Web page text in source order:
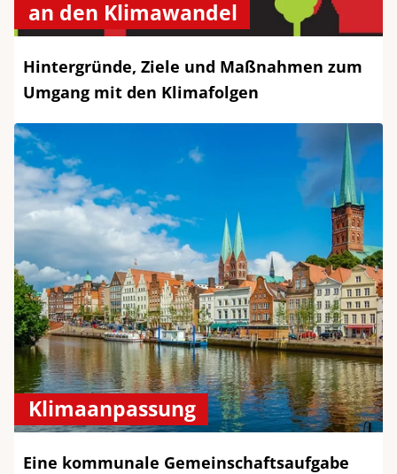
an den Klimawandel
Hintergründe, Ziele und Maßnahmen zum
Umgang mit den Klimafolgen
Klimaanpassung
Eine kommunale Gemeinschaftsaufgabe